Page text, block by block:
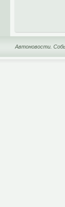
Автоновости.